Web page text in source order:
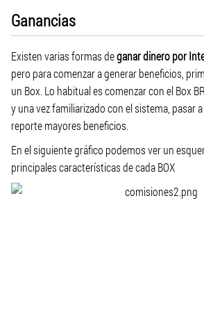
Ganancias
Existen varias formas deganar dinero por
pero para comenzar a generar beneficios,
un Box. Lo habitual es comenzar con el Box
y una vez familiarizado con el sistema, pasar
reporte mayores beneficios.
En el siguiente gráfico podemos ver un
principales características de cada BOX
CATEGORÍAS
IR A
VISITA EL SITIO